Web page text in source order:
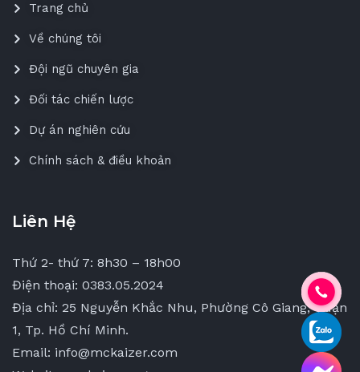
Trang chủ
Về chúng tôi
Đội ngũ chuyên gia
Đối tác chiến lược
Dự án nghiên cứu
Chính sách & điều khoản
Liên Hệ
Thứ 2- thứ 7: 8h30 – 18h00
Điện thoại: 0383.05.2024
Địa chỉ: 25 Nguyễn Khắc Nhu, Phường Cô Giang, Quận
1, Tp. Hồ Chí Minh.
Email: info@mckaizer.com